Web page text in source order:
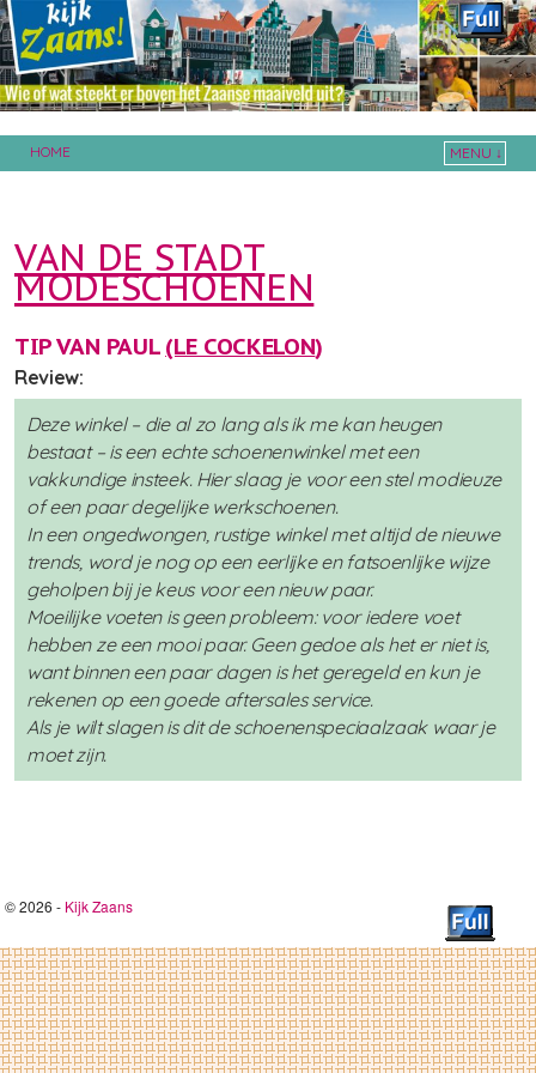
HOME
MENU ↓
VAN DE STADT
MODESCHOENEN
TIP VAN PAUL (LE COCKELON)
Review:
Deze winkel – die al zo lang als ik me kan heugen
bestaat – is een echte schoenenwinkel met een
vakkundige insteek. Hier slaag je voor een stel modieuze
of een paar degelijke werkschoenen.
In een ongedwongen, rustige winkel met altijd de nieuwe
trends, word je nog op een eerlijke en fatsoenlijke wijze
geholpen bij je keus voor een nieuw paar.
Moeilijke voeten is geen probleem: voor iedere voet
hebben ze een mooi paar. Geen gedoe als het er niet is,
want binnen een paar dagen is het geregeld en kun je
rekenen op een goede aftersales service.
Als je wilt slagen is dit de schoenenspeciaalzaak waar je
moet zijn.
© 2026 - Kijk Zaans